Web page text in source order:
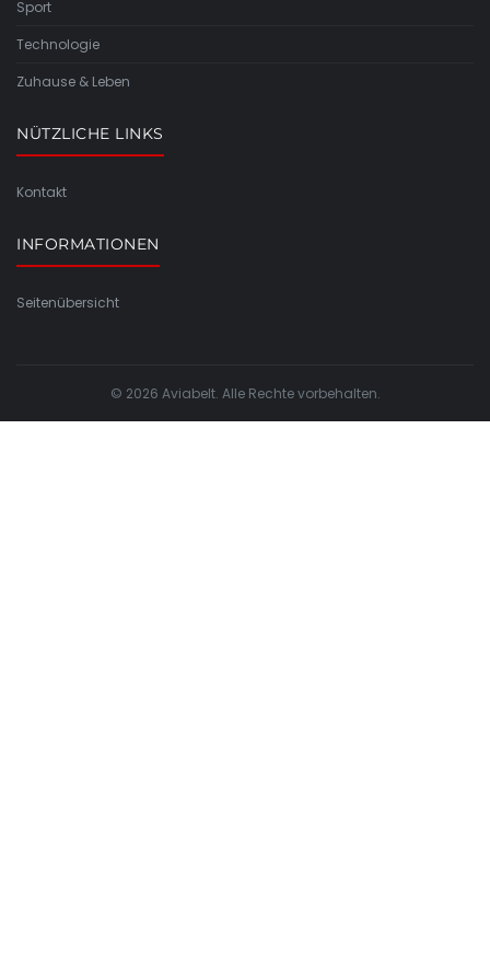
Sport
Technologie
Zuhause & Leben
NÜTZLICHE LINKS
Kontakt
INFORMATIONEN
Seitenübersicht
© 2026 Aviabelt. Alle Rechte vorbehalten.